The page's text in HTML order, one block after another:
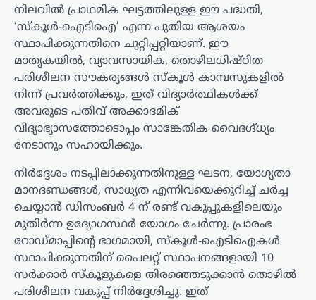
നിലവിൽ പ്രാഥമിക ഘട്ടത്തിലുള്ള ഈ പദ്ധതി,
‘സ്കൂൾ-ഐടിഐ’ എന്ന പുതിയ ആശയം
സ്ഥാപിക്കുന്നതിനെ ചുറ്റിപ്പറ്റിയാണ്. ഈ
മാതൃകയിൽ, വ്യാവസായിക, തൊഴിലധിഷ്ഠിത
പരിശീലന സൗകര്യങ്ങൾ സ്കൂൾ കാമ്പസുകളിൽ
നിന്ന് പ്രവർത്തിക്കും, ഇത് വിദ്യാർത്ഥികൾക്ക്
അവരുടെ പതിവ് അക്കാദമിക്
വിദ്യാഭ്യാസത്തോടൊപ്പം സാങ്കേതിക വൈദഗ്ദ്ധ്യം
നേടാനും സഹായിക്കും.
നിർദ്ദേശം നടപ്പിലാക്കുന്നതിനുള്ള ഘടന, യോഗ്യതാ
മാനദണ്ഡങ്ങൾ, സാധ്യത എന്നിവയെക്കുറിച്ച് ചർച്ച
ചെയ്യാൻ ഡിസംബർ 4 ന് രണ്ട് വകുപ്പുകളിലെയും
മുതിർന്ന ഉദ്യോഗസ്ഥർ യോഗം ചേർന്നു. പ്രാരംഭ
റോഡ്മാപ്പിന്റെ ഭാഗമായി, സ്കൂൾ-ഐടിഐകൾ
സ്ഥാപിക്കുന്നതിന് പൈലറ്റ് സ്ഥാപനങ്ങളായി 10
സർക്കാർ സ്കൂളുകളെ തിരഞ്ഞെടുക്കാൻ തൊഴിൽ
പരിശീലന വകുപ്പ് നിർദ്ദേശിച്ചു. ഇത്